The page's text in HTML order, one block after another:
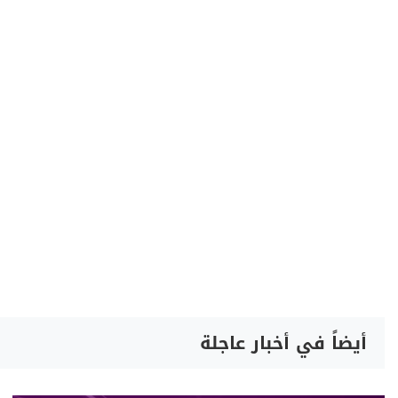
أيضاً في أخبار عاجلة